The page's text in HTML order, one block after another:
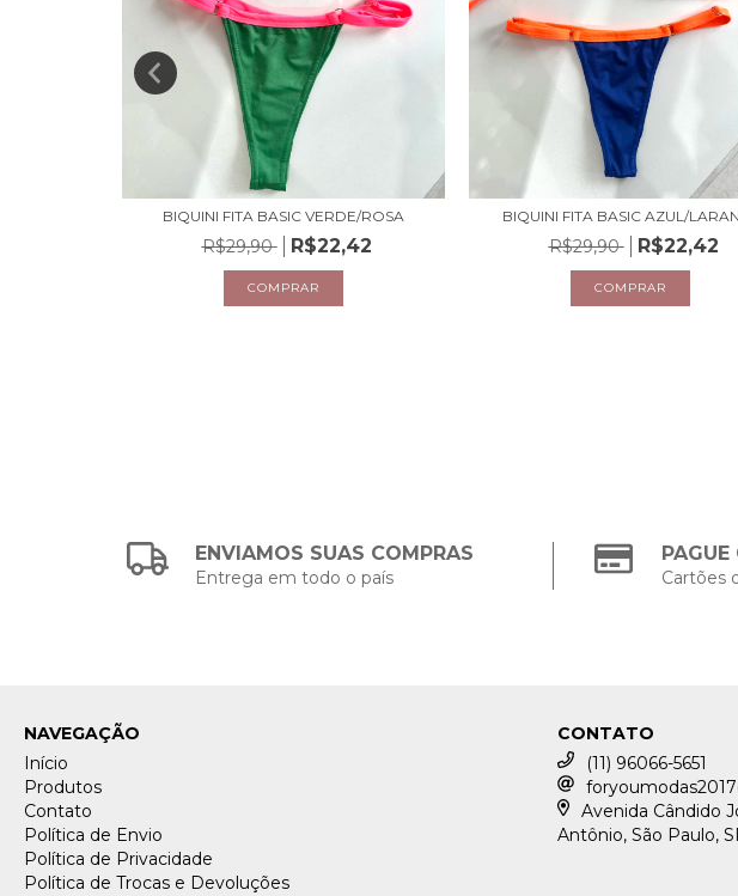
BIQUINI FITA BASIC VERDE/ROSA
R$29,90 R$22,42
COMPRAR
BIQUINI FITA BASIC AZUL/
R$29,90 R$22,42
COMPRAR
ENVIAMOS SUAS COMPRAS
Entrega em todo o país
PAGUE
Cartões
NAVEGAÇÃO
Início
Produtos
Contato
Política de Envio
Política de Privacidade
Política de Trocas e Devoluções
CONTATO
(11) 96066-5651
Avenida Cândido
Antônio, São Paulo,